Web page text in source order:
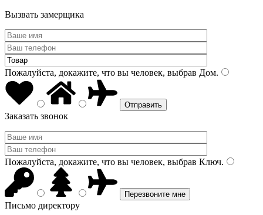
Вызвать замерщика
Пожалуйста, докажите, что вы человек, выбрав Дом.
Заказать звонок
Пожалуйста, докажите, что вы человек, выбрав Ключ.
Письмо директору